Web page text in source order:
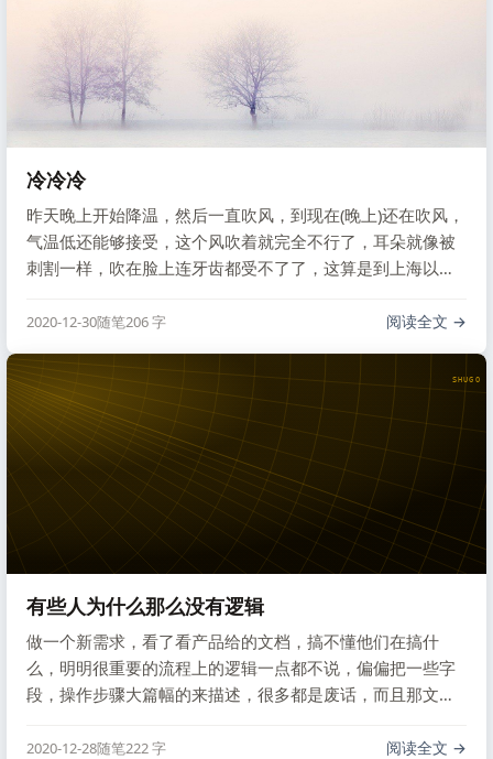
冷冷冷
昨天晚上开始降温，然后一直吹风，到现在(晚上)还在吹风，
气温低还能够接受，这个风吹着就完全不行了，耳朵就像被
刺割一样，吹在脸上连牙齿都受不了了，这算是到上海以来
上的叶子一天全都掉光了，环卫工人今天在外面忙碌但效果
2020-12-30随笔206 字 阅读全文
SHUGO
有些人为什么那么没有逻辑
做一个新需求，看了看产品给的文档，搞不懂他们在搞什
么，明明很重要的流程上的逻辑一点都不说，偏偏把一些字
段，操作步骤大篇幅的来描述，很多都是废话，而且那文档
品经理”。
2020-12-28随笔222 字 阅读全文